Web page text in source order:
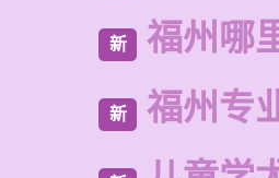
新 福州哪
新 福州专